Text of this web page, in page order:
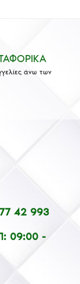
άνω των
42 993
09:00 -